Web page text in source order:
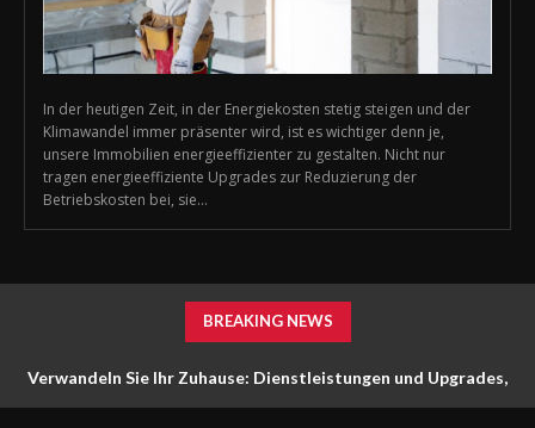
In der heutigen Zeit, in der Energiekosten stetig steigen und der
Klimawandel immer präsenter wird, ist es wichtiger denn je,
unsere Immobilien energieeffizienter zu gestalten. Nicht nur
tragen energieeffiziente Upgrades zur Reduzierung der
Betriebskosten bei, sie...
BREAKING NEWS
Verwandeln Sie Ihr Zuhause: Dienstleistungen und Upgrades,